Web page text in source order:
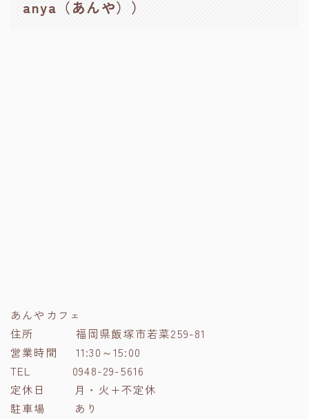
anya（あんや））
あんやカフェ
住所 福岡県飯塚市若菜259-81
営業時間 11:30～15:00
TEL 0948-29-5616
定休日 月・火+不定休
駐車場 あり